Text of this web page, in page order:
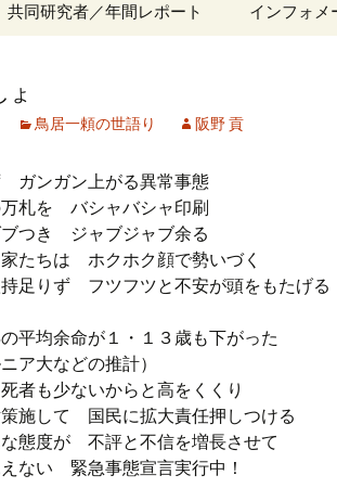
）
）
）
アーカイブ（１）
アーカイブ（４）
社会福祉セミナー
アーカイブ（５）
研究業績
アー
その他
共同研究者／年間レポート インフォメ
ょ
鳥居一頼の世語り 阪野 貢
ガンガン上がる異常事態
万札を バシャバシャ印刷
つき ジャブジャブ余る
たちは ホクホク顔で勢いづく
足りず フツフツと不安が頭をもたげる
平均余命が１・１３歳も下がった
ア大などの推計）
者も少ないからと高をくくり
施して 国民に拡大責任押しつける
態度が 不評と不信を増長させて
ない 緊急事態宣言実行中！